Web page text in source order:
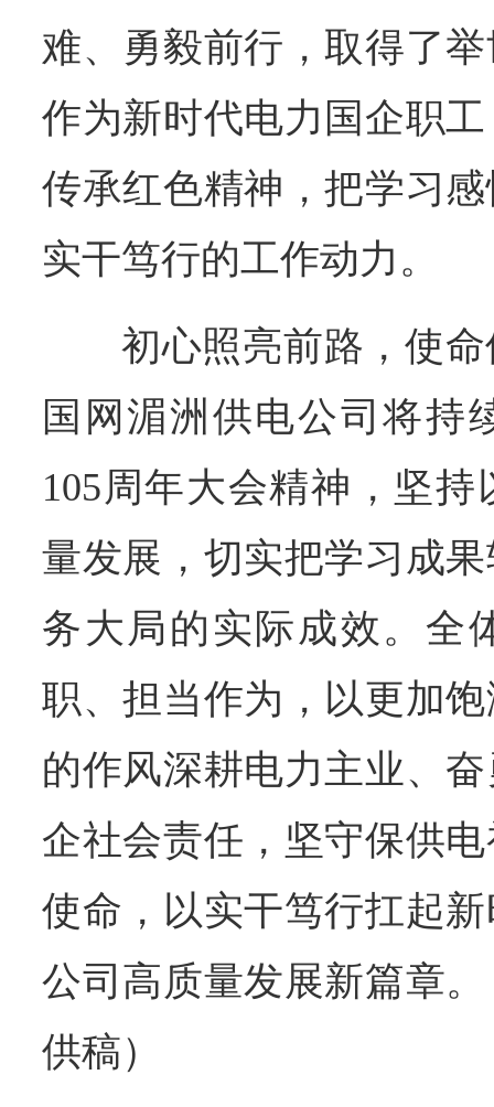
难、勇毅前行，取得了
作为新时代电力国企职
传承红色精神，把学习
实干笃行的工作动力。
初心照亮前路，使
国网湄洲供电公司将持
105周年大会精神，坚
量发展，切实把学习成
务大局的实际成效。全
职、担当作为，以更加
的作风深耕电力主业、
企社会责任，坚守保供
使命，以实干笃行扛起
公司高质量发展新篇章
供稿）